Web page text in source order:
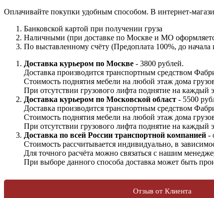
Оплачивайте покупки удобным способом. В интернет-
Банковской картой при получении груза
Наличными (при доставке по Москве и МО
По выставленному счёту (Предоплата 100%, до начала
Доставка курьером по Москве - 3800 рублей.
Доставка производится транспортным средством
Стоимость поднятия мебели на любой этаж дома
При отсутствии грузового лифта поднятие на каждый
Доставка курьером по Московской област - 5500
Доставка производится транспортным средством
Стоимость поднятия мебели на любой этаж дома
При отсутствии грузового лифта поднятие на каждый
Доставка по всей России транспортной компанией -
Стоимость рассчитывается индивидуально, в
Для точного расчёта можно связаться с нашим
При выборе данного способа доставка может быть
Отзыв от Клиента